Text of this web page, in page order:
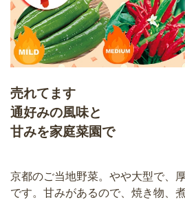
売れてます
通好みの風味と
甘みを家庭菜園で
京都のご当地野菜。やや大型で、
です。甘みがあるので、焼き物、